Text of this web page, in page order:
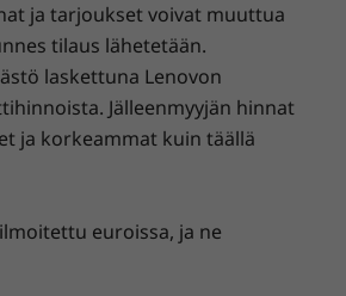
tilasta saat osoitteestaWWW.EPEAT.NET
sisältö
Intel)
verkkolaite
takuu
kannettavassa on yhden vuoden
riippumatta. Mutta
mullistava uutuus: valikoiduille
tämän päivityksen laitteen oston
yhden vuoden akkutakuun
ja tarjoukset voivat muuttua
tilaus lähetetään.
laskettuna Lenovon
Jälleenmyyjän hinnat
ja korkeammat kuin täällä
euroissa, ja ne